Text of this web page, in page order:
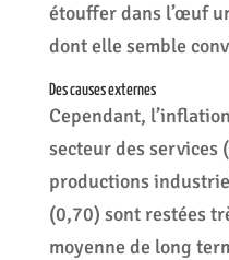
étouffer dans l’œuf
dont elle semble
Des causes externes
Cependant,
secteur des services
productions
(0,70) sont restées
moyenne de long